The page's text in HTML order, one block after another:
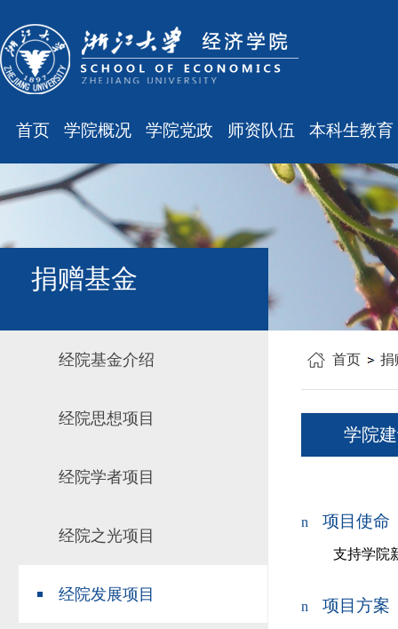
首页 学院概况
学院简介
现任领导
组织结构
学科设置
学院党政
会议通知
会议纪要
工会之声
师资队伍
最新消息
职称晋升
人事培训
博士后管理
本科生教育
最新消息
规章制度
课表、校历
主修专业确认
学籍管理
教学与教务
毕业论文
科研训练
培养计划
捐赠基金
经院基金介绍
经院思想项目
经院学者项目
经院之光项目
经院发展项目
首页 捐
学院
n 项目使命
支持学院
n 项目方案